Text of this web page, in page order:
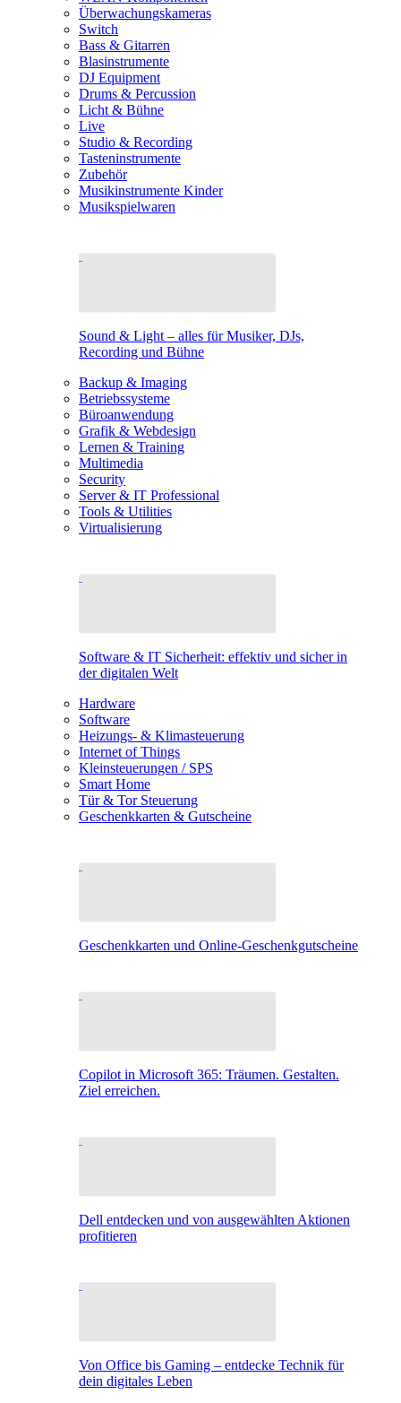
Überwachungskameras
Switch
Bass & Gitarren
Blasinstrumente
DJ Equipment
Drums & Percussion
Licht & Bühne
Live
Studio & Recording
Tasteninstrumente
Zubehör
Musikinstrumente Kinder
Musikspielwaren
Sound & Light – alles für Musiker, DJs,
Recording und Bühne
Backup & Imaging
Betriebssysteme
Büroanwendung
Grafik & Webdesign
Lernen & Training
Multimedia
Security
Server & IT Professional
Tools & Utilities
Virtualisierung
Software & IT Sicherheit: effektiv und sicher in
der digitalen Welt
Hardware
Software
Heizungs- & Klimasteuerung
Internet of Things
Kleinsteuerungen / SPS
Smart Home
Tür & Tor Steuerung
Geschenkkarten & Gutscheine
Geschenkkarten und Online-Geschenkgutscheine
Copilot in Microsoft 365: Träumen. Gestalten.
Ziel erreichen.
Dell entdecken und von ausgewählten Aktionen
profitieren
Von Office bis Gaming – entdecke Technik für
dein digitales Leben